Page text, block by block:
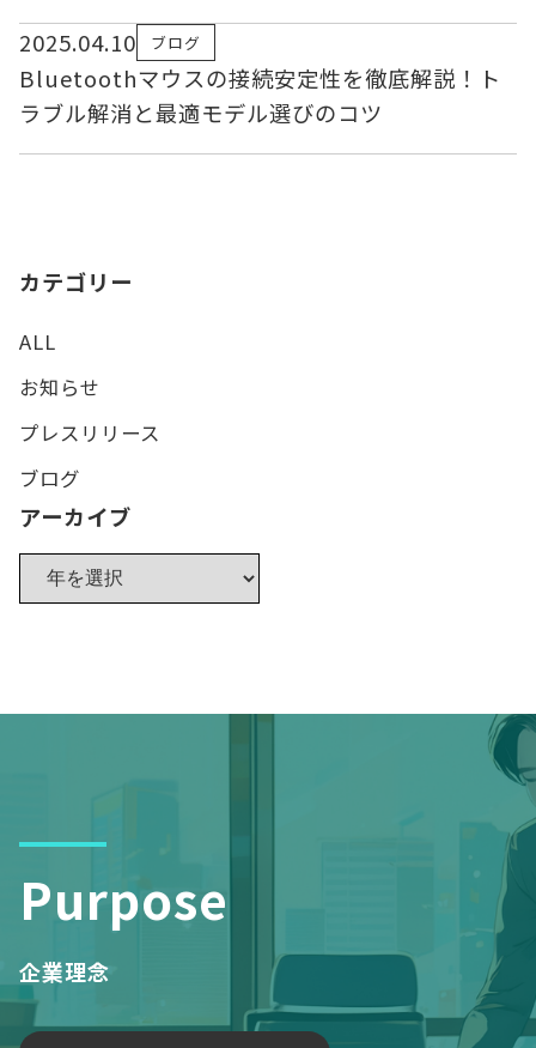
2025.04.10
ブログ
Bluetoothマウスの接続安定性を徹底解説！ト
ラブル解消と最適モデル選びのコツ
カテゴリー
ALL
お知らせ
プレスリリース
ブログ
アーカイブ
Purpose
企業理念